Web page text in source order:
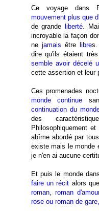
Ce voyage dans
mouvement plus que
de grande
liberté.
incroyable la façon
ne jamais être libres.
dire qu'ils étaient
semble avoir décelé
cette assertion et leur
Ces promenades
monde continue
continuation du
des
Philosophiquement
abîme abordé par
existe mais le monde
je n'en ai aucune
Et puis le monde
faire un récit alors que
roman, roman
rose ou roman de